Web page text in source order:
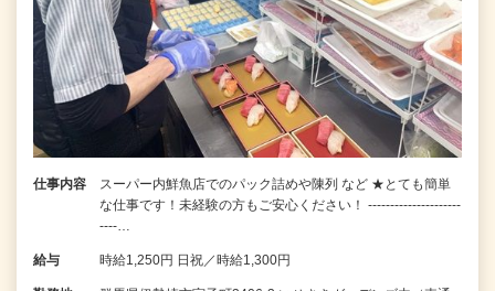
仕事内容
スーパー内鮮魚店でのパック詰めや陳列 など ★とても簡単
な仕事です！未経験の方もご安心ください！ ---------------------
----…
給与 時給1,250円 日祝／時給1,300円